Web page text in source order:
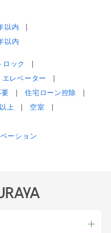
以内
以内
ロック
エレベーター
住宅ローン控除
上
空室
ーション